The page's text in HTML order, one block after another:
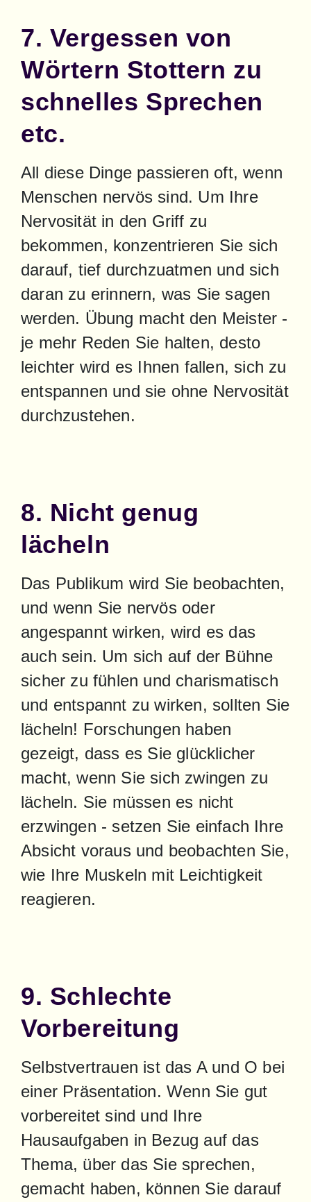
7. Vergessen von
Wörtern Stottern zu
schnelles Sprechen
etc.
All diese Dinge passieren oft, wenn
Menschen nervös sind. Um Ihre
Nervosität in den Griff zu
bekommen, konzentrieren Sie sich
darauf, tief durchzuatmen und sich
daran zu erinnern, was Sie sagen
werden. Übung macht den Meister -
je mehr Reden Sie halten, desto
leichter wird es Ihnen fallen, sich zu
entspannen und sie ohne Nervosität
durchzustehen.
8. Nicht genug
lächeln
Das Publikum wird Sie beobachten,
und wenn Sie nervös oder
angespannt wirken, wird es das
auch sein. Um sich auf der Bühne
sicher zu fühlen und charismatisch
und entspannt zu wirken, sollten Sie
lächeln! Forschungen haben
gezeigt, dass es Sie glücklicher
macht, wenn Sie sich zwingen zu
lächeln. Sie müssen es nicht
erzwingen - setzen Sie einfach Ihre
Absicht voraus und beobachten Sie,
wie Ihre Muskeln mit Leichtigkeit
reagieren.
9. Schlechte
Vorbereitung
Selbstvertrauen ist das A und O bei
einer Präsentation. Wenn Sie gut
vorbereitet sind und Ihre
Hausaufgaben in Bezug auf das
Thema, über das Sie sprechen,
gemacht haben, können Sie darauf